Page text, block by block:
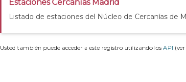
Estaciones Cercanías Madrid
Listado de estaciones del Núcleo de Cercanías de
Usted también puede acceder a este registro utilizando los API (ver